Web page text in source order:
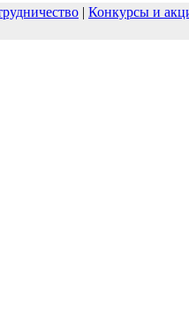
| Конкурсы и